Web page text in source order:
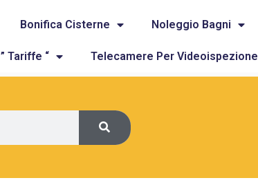
Bonifica Cisterne Noleggio Bagni
” Tariffe “ Telecamere Per Videoispezione